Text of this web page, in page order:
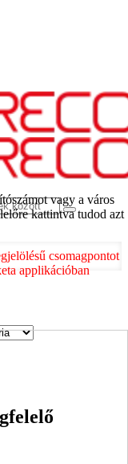
vagy a város
kattintva tudod azt
csomagpontot
applikációban